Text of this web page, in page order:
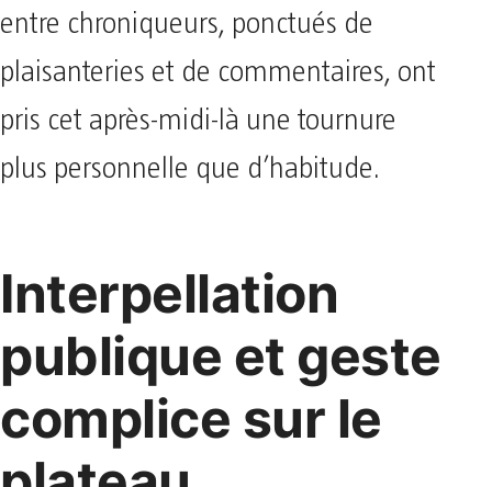
entre chroniqueurs, ponctués de
plaisanteries et de commentaires, ont
pris cet après-midi-là une tournure
plus personnelle que d’habitude.
Interpellation
publique et geste
complice sur le